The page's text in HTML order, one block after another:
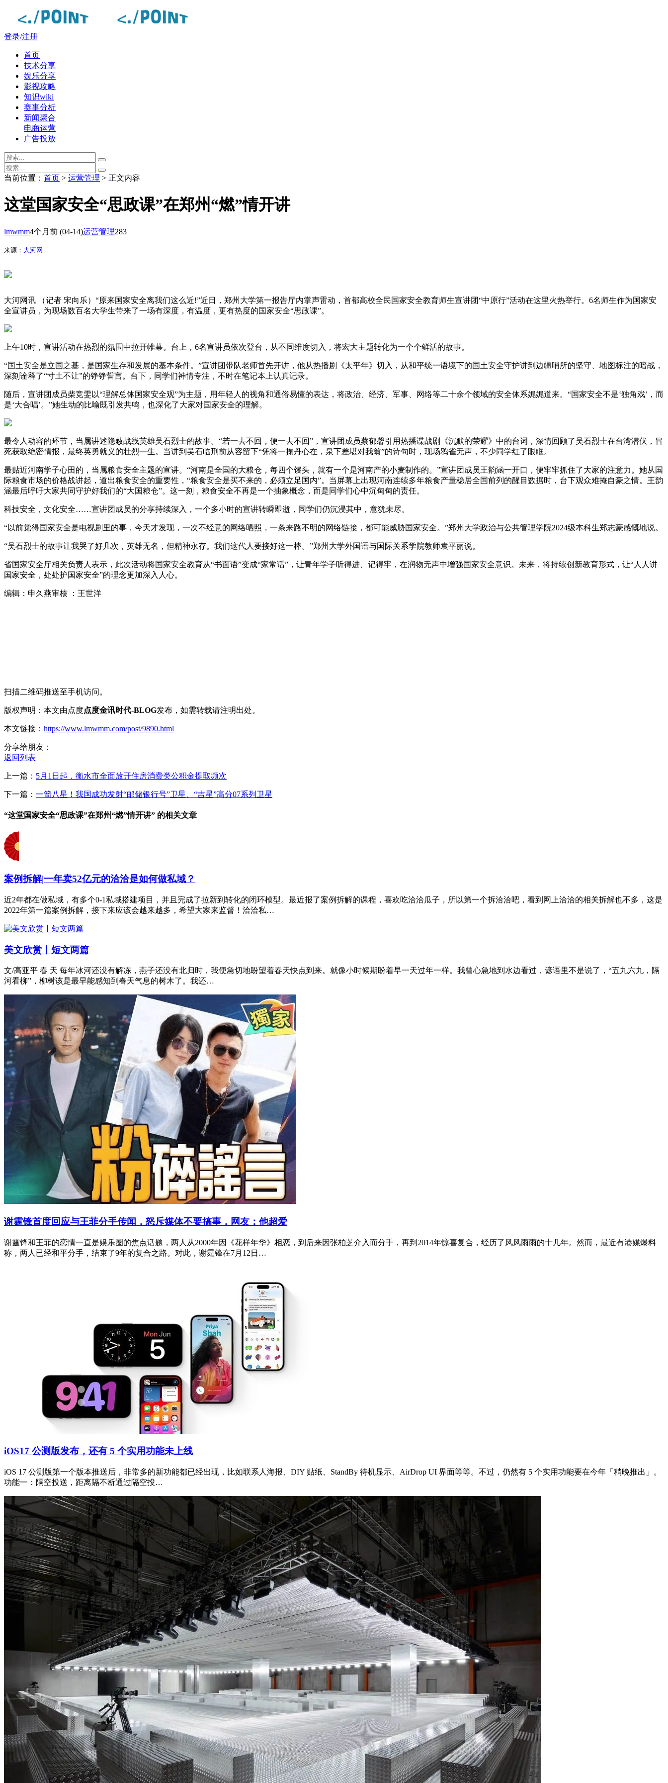
登录/注册
首页
技术分享
娱乐分享
影视攻略
知识wiki
赛事分析
新闻聚合
电商运营
广告投放
当前位置： 首页 > 运营管理 > 正文内容
这堂国家安全“思政课”在郑州“燃”情开讲
lmwmm4个月前 (04-14)运营管理283
来源： 大河网
大河网讯 （记者 宋向乐）“原来国家安全离我们这么近!”近日，郑州大学第一报告厅内掌声雷动，首都高校全民国家安全教育师生宣讲团“中原行”活动在这里火热举行。6名师生作为国家安
全宣讲员，为现场数百名大学生带来了一场有深度，有温度，更有热度的国家安全“思政课”。
上午10时，宣讲活动在热烈的氛围中拉开帷幕。台上，6名宣讲员依次登台，从不同维度切入，将宏大主题转化为一个个鲜活的故事。
“国土安全是立国之基，是国家生存和发展的基本条件。”宣讲团带队老师首先开讲，他从热播剧《太平年》切入，从和平统一语境下的国土安全守护讲到边疆哨所的坚守、地图标注的暗战，
深刻诠释了“寸土不让”的铮铮誓言。台下，同学们神情专注，不时在笔记本上认真记录。
随后，宣讲团成员柴竞雯以“理解总体国家安全观”为主题，用年轻人的视角和通俗易懂的表达，将政治、经济、军事、网络等二十余个领域的安全体系娓娓道来。“国家安全不是‘独角戏’，而
是‘大合唱’。”她生动的比喻既引发共鸣，也深化了大家对国家安全的理解。
最令人动容的环节，当属讲述隐蔽战线英雄吴石烈士的故事。“若一去不回，便一去不回”，宣讲团成员蔡郁馨引用热播谍战剧《沉默的荣耀》中的台词，深情回顾了吴石烈士在台湾潜伏，冒
死获取绝密情报，最终英勇就义的壮烈一生。当讲到吴石临刑前从容留下“凭将一掬丹心在，泉下差堪对我翁”的诗句时，现场鸦雀无声，不少同学红了眼眶。
最贴近河南学子心田的，当属粮食安全主题的宣讲。“河南是全国的大粮仓，每四个馒头，就有一个是河南产的小麦制作的。”宣讲团成员王韵涵一开口，便牢牢抓住了大家的注意力。她从国
际粮食市场的价格战讲起，道出粮食安全的重要性，“粮食安全是买不来的，必须立足国内”。当屏幕上出现河南连续多年粮食产量稳居全国前列的醒目数据时，台下观众难掩自豪之情。王韵
涵最后呼吁大家共同守护好我们的“大国粮仓”。这一刻，粮食安全不再是一个抽象概念，而是同学们心中沉甸甸的责任。
科技安全，文化安全……宣讲团成员的分享持续深入，一个多小时的宣讲转瞬即逝，同学们仍沉浸其中，意犹未尽。
“以前觉得国家安全是电视剧里的事，今天才发现，一次不经意的网络晒照，一条来路不明的网络链接，都可能威胁国家安全。”郑州大学政治与公共管理学院2024级本科生郑志豪感慨地说。
“吴石烈士的故事让我哭了好几次，英雄无名，但精神永存。我们这代人要接好这一棒。”郑州大学外国语与国际关系学院教师袁平丽说。
省国家安全厅相关负责人表示，此次活动将国家安全教育从“书面语”变成“家常话”，让青年学子听得进、记得牢，在润物无声中增强国家安全意识。未来，将持续创新教育形式，让“人人讲
国家安全，处处护国家安全”的理念更加深入人心。
编辑：申久燕审核 ：王世洋
扫描二维码推送至手机访问。
版权声明：本文由点度点度金讯时代-BLOG发布，如需转载请注明出处。
本文链接： https://www.lmwmm.com/post/9890.html
分享给朋友：
返回列表
上一篇： 5月1日起，衡水市全面放开住房消费类公积金提取频次
下一篇： 一箭八星！我国成功发射“邮储银行号”卫星、“吉星”高分07系列卫星
“这堂国家安全“思政课”在郑州“燃”情开讲” 的相关文章
案例拆解|一年卖52亿元的洽洽是如何做私域？
近2年都在做私域，有多个0-1私域搭建项目，并且完成了拉新到转化的闭环模型。最近报了案例拆解的课程，喜欢吃洽洽瓜子，所以第一个拆洽洽吧，看到网上洽洽的相关拆解也不多，这是
2022年第一篇案例拆解，接下来应该会越来越多，希望大家来监督！洽洽私…
美文欣赏丨短文两篇
文/高亚平 春 天 每年冰河还没有解冻，燕子还没有北归时，我便急切地盼望着春天快点到来。就像小时候期盼着早一天过年一样。我曾心急地到水边看过，谚语里不是说了，“五九六九，隔
河看柳”，柳树该是最早能感知到春天气息的树木了。我还…
谢霆锋首度回应与王菲分手传闻，怒斥媒体不要搞事，网友：他超爱
谢霆锋和王菲的恋情一直是娱乐圈的焦点话题，两人从2000年因《花样年华》相恋，到后来因张柏芝介入而分手，再到2014年惊喜复合，经历了风风雨雨的十几年。然而，最近有港媒爆料
称，两人已经和平分手，结束了9年的复合之路。对此，谢霆锋在7月12日…
iOS17 公测版发布，还有 5 个实用功能未上线
iOS 17 公测版第一个版本推送后，非常多的新功能都已经出现，比如联系人海报、DIY 贴纸、StandBy 待机显示、AirDrop UI 界面等等。不过，仍然有 5 个实用功能要在今年「稍晚推出」。
功能一：隔空投送，距离隔不断通过隔空投…